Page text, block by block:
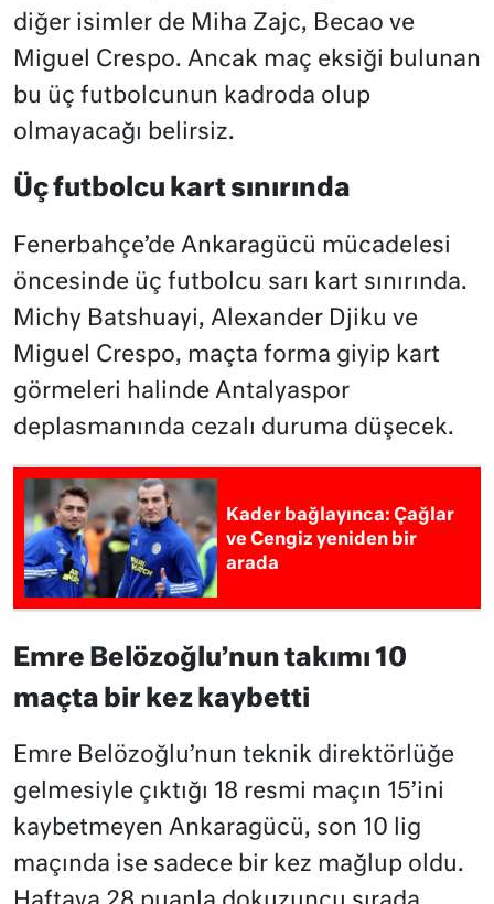
diğer isimler de Miha Zajc, Becao ve
Miguel Crespo. Ancak maç eksiği bulunan
bu üç futbolcunun kadroda olup
olmayacağı belirsiz.
Üç futbolcu kart sınırında
Fenerbahçe’de Ankaragücü mücadelesi
öncesinde üç futbolcu sarı kart sınırında.
Michy Batshuayi, Alexander Djiku ve
Miguel Crespo, maçta forma giyip kart
görmeleri halinde Antalyaspor
deplasmanında cezalı duruma düşecek.
Kader bağlayınca: Çağlar
ve Cengiz yeniden bir
arada
Emre Belözoğlu’nun takımı 10
maçta bir kez kaybetti
Emre Belözoğlu’nun teknik direktörlüğe
gelmesiyle çıktığı 18 resmi maçın 15’ini
kaybetmeyen Ankaragücü, son 10 lig
maçında ise sadece bir kez mağlup oldu.